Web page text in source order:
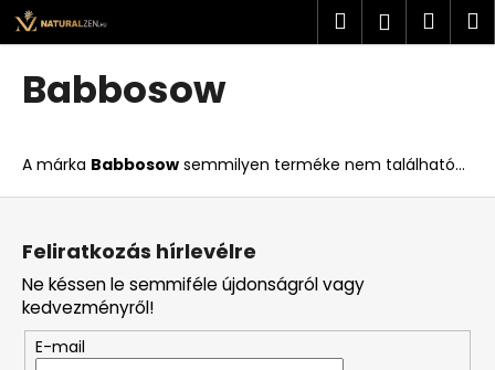
Ugrás
fő
tartalomhoz
Keresés
Babbosow
A márka Babbosow semmilyen terméke nem található...
K
o
i
t
k
e
r
e
s
?
L
Feliratkozás hírlevélre
Ne késsen le semmiféle újdonságról vagy
kedvezményről!
E-mail